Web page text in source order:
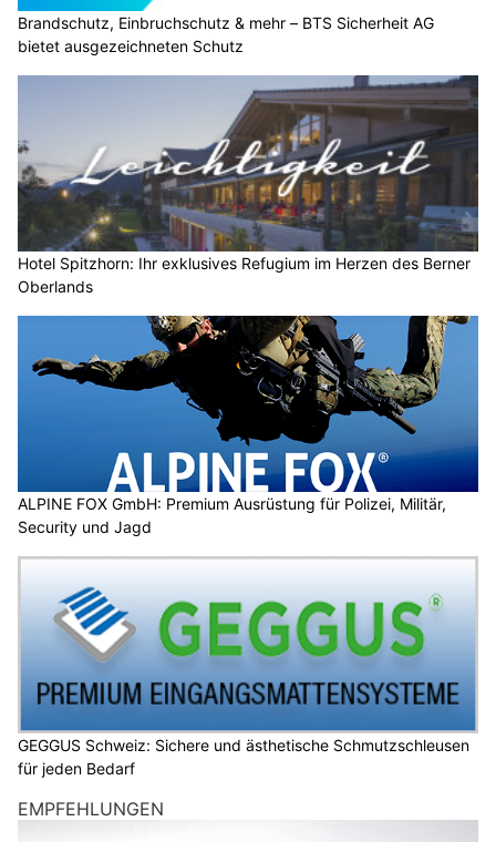
Brandschutz, Einbruchschutz & mehr – BTS Sicherheit AG
bietet ausgezeichneten Schutz
Hotel Spitzhorn: Ihr exklusives Refugium im Herzen des Berner
Oberlands
ALPINE FOX GmbH: Premium Ausrüstung für Polizei, Militär,
Security und Jagd
GEGGUS Schweiz: Sichere und ästhetische Schmutzschleusen
für jeden Bedarf
EMPFEHLUNGEN